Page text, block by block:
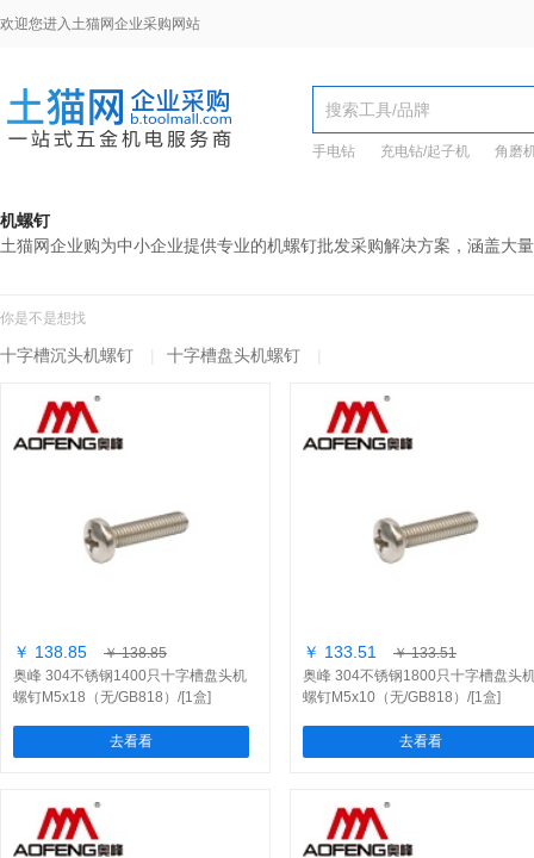
欢迎您进入土猫网企业采购网站
手电钻 充电钻/起子机 角磨
机螺钉
土猫网企业购为中小企业提供专业的机螺钉批发采购解决方案，涵盖大
你是不是想找
十字槽沉头机螺钉 十字槽盘头机螺钉
￥ 138.85
￥ 138.85
奥峰 304不锈钢1400只十字槽盘头机
螺钉M5x18（无/GB818）/[1盒]
去看看
￥ 133.51
￥ 133.51
奥峰 304不锈钢1800只十字槽盘头
螺钉M5x10（无/GB818）/[1盒]
去看看